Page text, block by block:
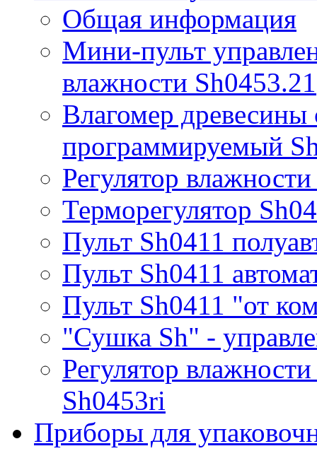
Общая информация
Мини-пульт
влажности Sh0453.21
Влагомер древесины
программируемый
Регулятор
Терморегулятор
Пульт Sh0411
Пульт Sh0411
Пульт Sh0411 "от
"Сушка Sh" -
Регулятор
Sh0453ri
Приборы для